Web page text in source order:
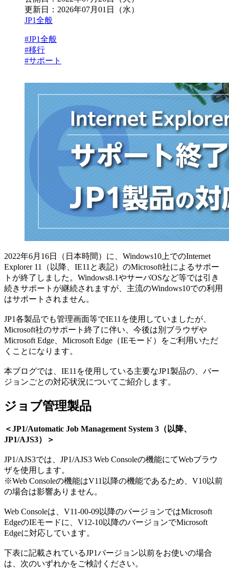
更新日： 2026年07月01日（水）
JP1全般
#JP1全般
#移行
#サポート
2022年6月16日（日本時間）に、Windows10上でのInternet
Explorer 11（以降、IE11と表記）のMicrosoft社によるサポー
トが終了しました。Windows8.1やサーバOSなど等では引き
続きサポートが継続されますが、主流のWindows10での利用
はサポートされません。
JP1各製品でも管理画面等でIE11を使用していましたが、
Microsoft社のサポート終了に伴い、今後は別ブラウザや
Microsoft Edge、Microsoft Edge（IEモード）をご利用いただ
くことになります。
本ブログでは、IE11を使用している主要なJP1製品の、バー
ジョンごとの対応状況についてご紹介します。
ジョブ管理製品
＜JP1/Automatic Job Management System 3（以降、
JP1/AJS3）＞
JP1/AJS3では、JP1/AJS3 Web Consoleの機能にてWebブラウ
ザを使用します。
※Web Consoleの機能はV11以降の機能であるため、V10以前
の場合は影響ありません。
Web Consoleは、V11-00-09以降のバージョンではMicrosoft
EdgeのIEモードに、V12-10以降のバージョンでMicrosoft
Edgeに対応しています。
下表に記載されているJP1バージョン以前をお使いの場合
は、次のいずれかをご検討ください。